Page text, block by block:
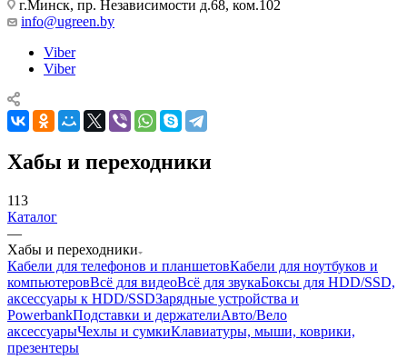
г.Минск, пр. Независимости д.68, ком.102
info@ugreen.by
Viber
Viber
Хабы и переходники
113
Каталог
—
Хабы и переходники
Кабели для телефонов и планшетовКабели для ноутбуков и
компьютеровВсё для видеоВсё для звукаБоксы для HDD/SSD,
аксессуары к HDD/SSDЗарядные устройства и
PowerbankПодставки и держателиАвто/Вело
аксессуарыЧехлы и сумкиКлавиатуры, мыши, коврики,
презентеры